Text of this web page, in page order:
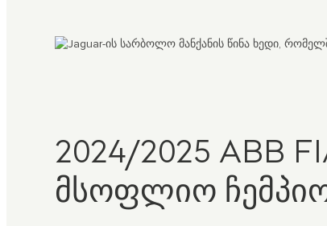
2024/2025 ABB
მსოფლიო